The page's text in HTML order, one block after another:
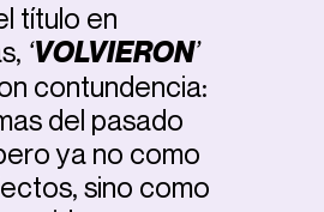
título en
‘VOLVIERON’
contundencia:
del pasado
ya no como
sino como